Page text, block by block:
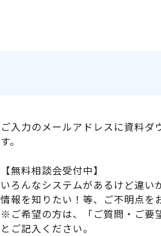
ご入力のメールアドレスに資料ダ
す。
【無料相談会受付中】
いろんなシステムがあるけど違
情報を知りたい！等、ご不明点を
※ご希望の方は、「ご質問・ご要
とご記入ください。